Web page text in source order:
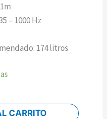
– 1000 Hz
174 litros
CARRITO